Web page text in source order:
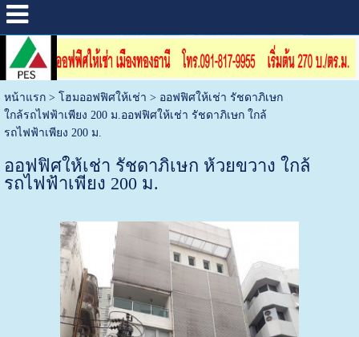
หน้าแรก> โฮมออฟฟิศให้เช่า > ออฟฟิศให้เช่า รัชดาภิเษก
ใกล้รถไฟฟ้าเพียง 200 ม.ออฟฟิศให้เช่า รัชดาภิเษก ใกล้
รถไฟฟ้าเพียง 200 ม.
ออฟฟิศให้เช่า รัชดาภิเษก ห้วยขวาง ใกล้
รถไฟฟ้าเพียง 200 ม.